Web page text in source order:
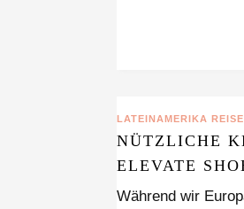
LATEINAMERIKA
NÜTZLICHE
ELEVATE
Während wir